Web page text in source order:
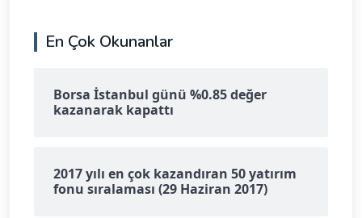
En Çok Okunanlar
Borsa İstanbul günü %0.85 değer
kazanarak kapattı
2017 yılı en çok kazandıran 50 yatırım
fonu sıralaması (29 Haziran 2017)